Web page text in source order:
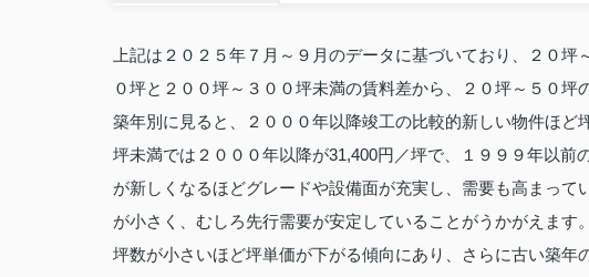
上記は２０２５年７月～９月のデータに基づいており、２０
０坪と２００坪～３００坪未満の賃料差から、２０坪～５０坪
築年別に見ると、２０００年以降竣工の比較的新しい物件ほ
坪未満では２０００年以降が31,400円／坪で、１９９９年以
が新しくなるほどグレードや設備面が充実し、需要も高まっ
が小さく、むしろ先行需要が安定していることがうかがえます。
坪数が小さいほど坪単価が下がる傾向にあり、さらに古い築